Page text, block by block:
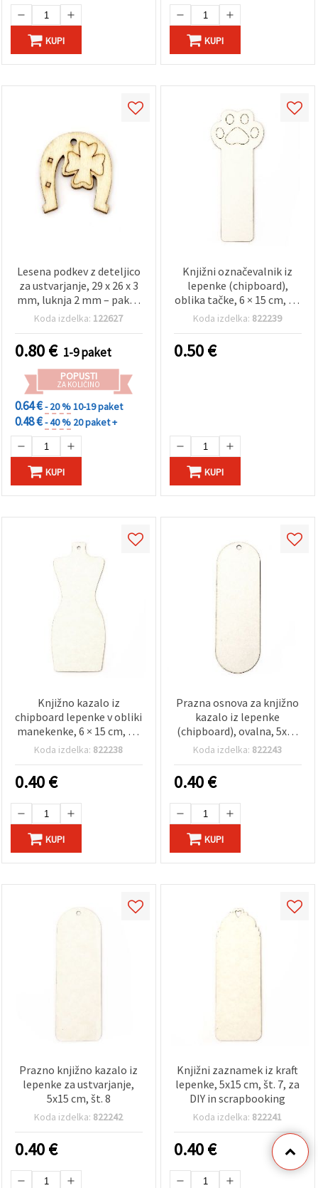
KUPI KUPI
Lesena podkev z deteljico
za ustvarjanje, 29 x 26 x 3
mm, luknja 2 mm – paket
10 kosov
Koda izdelka: 122627
0.80€ 1-9 paket
POPUSTI
ZA KOLIČINO
0.64 €- 20 %10-19 paket
0.48 €- 40 % 20 paket +
KUPI
Knjižni označevalnik iz
lepenke (chipboard),
oblika tačke, 6 × 15 cm, št.
5
Koda izdelka: 822239
0.50€
KUPI
Knjižno kazalo iz
chipboard lepenke v obliki
manekenke, 6 × 15 cm, št.
4
Koda izdelka: 822238
0.40€
KUPI
Prazna osnova za knjižno
kazalo iz lepenke
(chipboard), ovalna, 5x15
cm, št. 9
Koda izdelka: 822243
0.40€
KUPI
Prazno knjižno kazalo iz
lepenke za ustvarjanje,
5x15 cm, št. 8
Koda izdelka: 822242
0.40€
Knjižni zaznamek iz kraft
lepenke, 5x15 cm, št. 7, za
DIY in scrapbooking
Koda izdelka: 822241
0.40€